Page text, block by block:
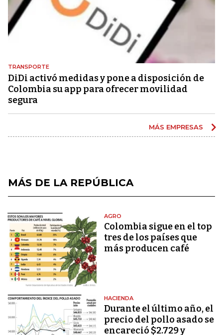
TRANSPORTE
DiDi activó medidas y pone a disposición de
Colombia su app para ofrecer movilidad
segura
MÁS EMPRESAS
MÁS DE LA REPÚBLICA
AGRO
Colombia sigue en el top
tres de los países que
más producen café
HACIENDA
Durante el último año, el
precio del pollo asado se
encareció $2.729 y